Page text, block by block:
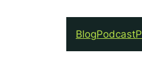
BlogPodcast